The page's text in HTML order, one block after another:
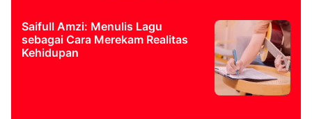
Saifull Amzi: Menulis Lagu
sebagai Cara Merekam Realitas
Kehidupan